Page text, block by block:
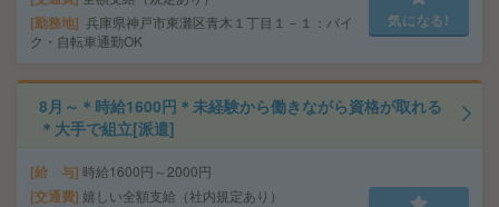
勤務地 兵庫県神戸市東灘区青木１丁目１－１：バイ
ク・自転車通勤OK
気になる!
8月～＊時給1600円＊未経験から働きながら資格が取れる
＊大手で組立[派遣]
給 与 時給1600円～2000円
交通費 嬉しい全額支給（社内規定あり）